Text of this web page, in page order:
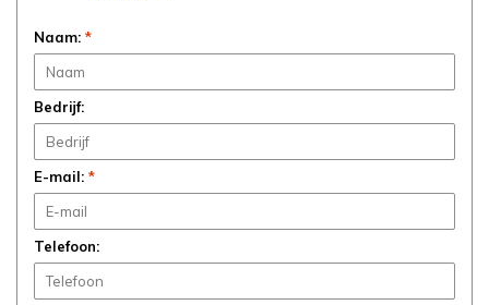
Naam: *
Bedrijf:
E-mail: *
Telefoon: